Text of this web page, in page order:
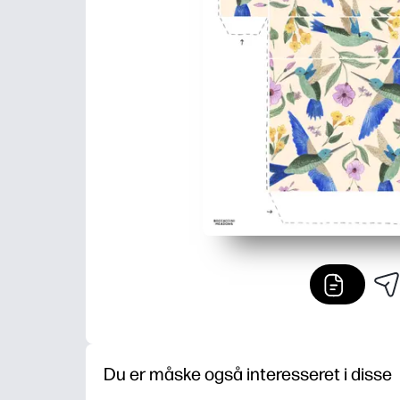
Du er måske også interesseret i disse